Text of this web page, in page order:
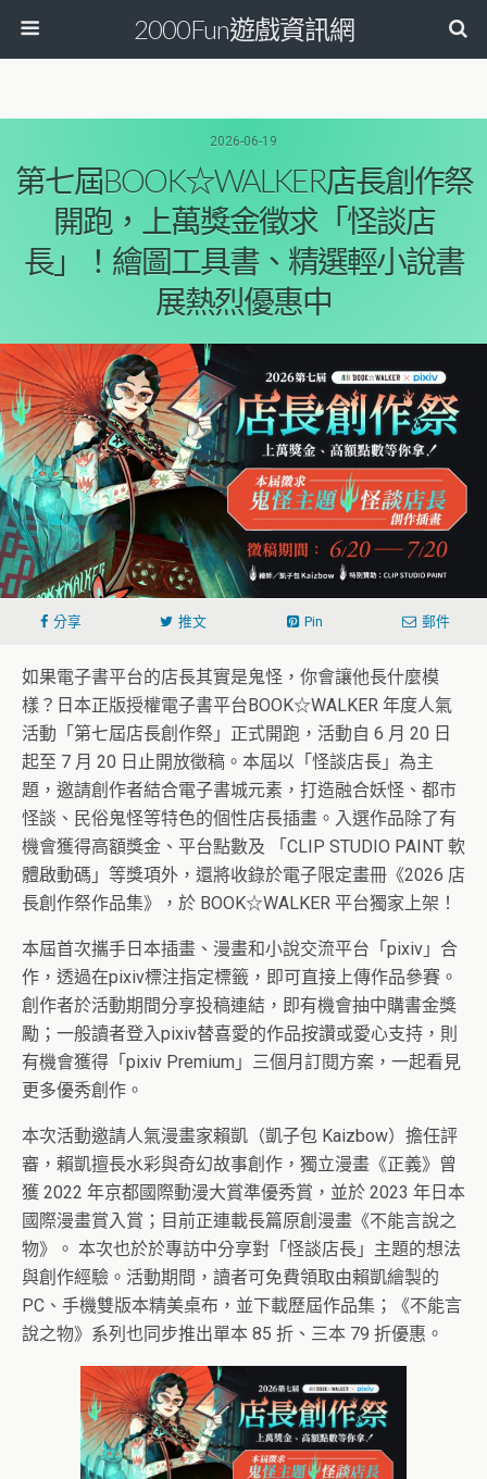
2000Fun遊戲資訊網
2026-06-19
第七屆BOOK☆WALKER店長創作祭
開跑，上萬獎金徵求「怪談店
長」！繪圖工具書、精選輕小說書
展熱烈優惠中
分享 推文 Pin 郵件
如果電子書平台的店長其實是鬼怪，你會讓他長什麼模
樣？日本正版授權電子書平台BOOK☆WALKER 年度人氣
活動「第七屆店長創作祭」正式開跑，活動自 6 月 20 日
起至 7 月 20 日止開放徵稿。本屆以「怪談店長」為主
題，邀請創作者結合電子書城元素，打造融合妖怪、都市
怪談、民俗鬼怪等特色的個性店長插畫。入選作品除了有
機會獲得高額獎金、平台點數及 「CLIP STUDIO PAINT 軟
體啟動碼」等獎項外，還將收錄於電子限定畫冊《2026 店
長創作祭作品集》，於 BOOK☆WALKER 平台獨家上架！
本屆首次攜手日本插畫、漫畫和小說交流平台「pixiv」合
作，透過在pixiv標注指定標籤，即可直接上傳作品參賽。
創作者於活動期間分享投稿連結，即有機會抽中購書金獎
勵；一般讀者登入pixiv替喜愛的作品按讚或愛心支持，則
有機會獲得「pixiv Premium」三個月訂閱方案，一起看見
更多優秀創作。
本次活動邀請人氣漫畫家賴凱（凱子包 Kaizbow）擔任評
審，賴凱擅長水彩與奇幻故事創作，獨立漫畫《正義》曾
獲 2022 年京都國際動漫大賞準優秀賞，並於 2023 年日本
國際漫畫賞入賞；目前正連載長篇原創漫畫《不能言說之
物》。 本次也於於專訪中分享對「怪談店長」主題的想法
與創作經驗。活動期間，讀者可免費領取由賴凱繪製的
PC、手機雙版本精美桌布，並下載歷屆作品集；《不能言
說之物》系列也同步推出單本 85 折、三本 79 折優惠。